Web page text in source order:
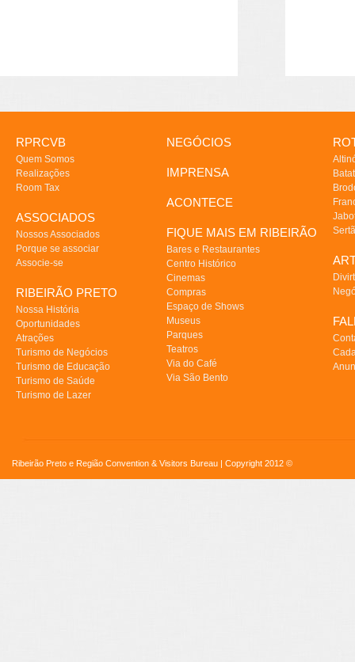
RPRCVB
Quem Somos
Realizações
Room Tax
ASSOCIADOS
Nossos Associados
Porque se associar
Associe-se
RIBEIRÃO PRETO
Nossa História
Oportunidades
Atrações
Turismo de Negócios
Turismo de Educação
Turismo de Saúde
Turismo de Lazer
NEGÓCIOS
IMPRENSA
ACONTECE
FIQUE MAIS EM RIBEIRÃO
Bares e Restaurantes
Centro Histórico
Cinemas
Compras
Espaço de Shows
Museus
Parques
Teatros
Via do Café
Via São Bento
Ribeirão Preto e Região Convention & Visitors Bureau | Copyright 2012 ©